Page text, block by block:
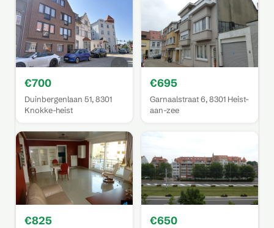
€700
Duinbergenlaan 51, 8301
Knokke-heist
€695
Garnaalstraat 6, 8301 Heist-
aan-zee
€825 €650